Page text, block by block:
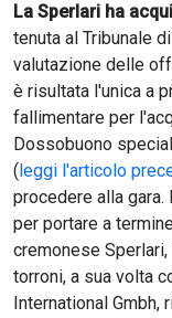
La Sperlari ha
tenuta al Tribunale
valutazione delle
è risultata l'unica a
fallimentare per
Dossobuono
( leggi l'articolo
procedere alla
per portare a
cremonese
torroni, a sua volta
International